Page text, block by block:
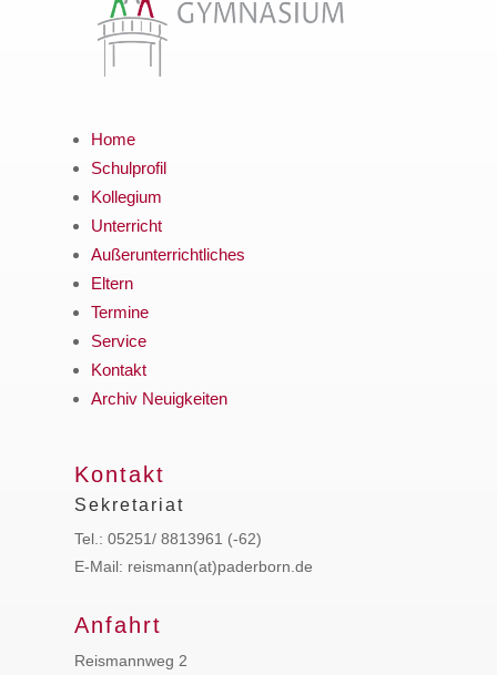
Home
Schulprofil
Kollegium
Unterricht
Außerunterrichtliches
Eltern
Termine
Service
Kontakt
Archiv Neuigkeiten
Kontakt
Sekretariat
Tel.: 05251/ 8813961 (-62)
E-Mail: reismann(at)paderborn.de
Anfahrt
Reismannweg 2